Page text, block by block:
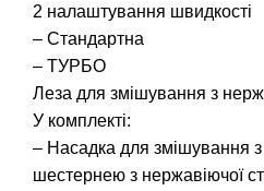
2 налаштування швидкості
– Стандартна
– ТУРБО
Леза для змішування з
У комплекті:
– Насадка для змішування з
шестернею з нержавіючої